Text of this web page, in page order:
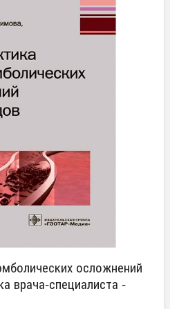
осложнений
врача-специалиста -